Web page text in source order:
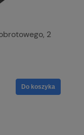
2
Do koszyka